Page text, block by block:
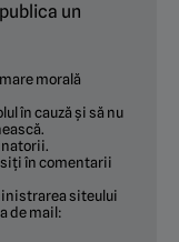
un
morală
în cauză și să nu
în comentarii
siteului
de mail: